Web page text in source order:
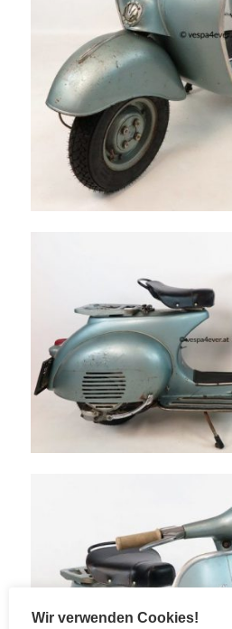
Wir verwenden Cookies!